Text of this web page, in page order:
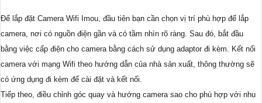
Để lắp đặt Camera Wifi Imou, đầu tiên bạn cần chọn vị trí phù hợp để lắp
camera, nơi có nguồn điện gần và có tầm nhìn rõ ràng. Sau đó, bắt đầu
bằng việc cấp điện cho camera bằng cách sử dụng adaptor đi kèm. Kết nối
camera với mạng Wifi theo hướng dẫn của nhà sản xuất, thông thường sẽ
có ứng dụng đi kèm để cài đặt và kết nối.
Tiếp theo, điều chỉnh góc quay và hướng camera sao cho phù hợp với nhu